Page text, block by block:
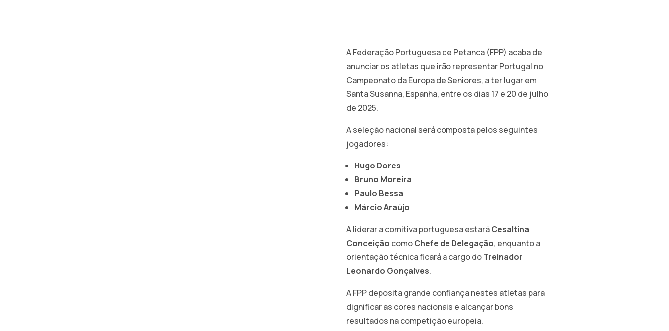
A Federação Portuguesa de Petanca (FPP) acaba de
anunciar os atletas que irão representar Portugal no
Campeonato da Europa de Seniores, a ter lugar em
Santa Susanna, Espanha, entre os dias 17 e 20 de julho
de 2025.
A seleção nacional será composta pelos seguintes
jogadores:
Hugo Dores
Bruno Moreira
Paulo Bessa
Márcio Araújo
A liderar a comitiva portuguesa estaráCesaltina
Conceição comoChefe de Delegação, enquanto a
orientação técnica ficará a cargo doTreinador
Leonardo Gonçalves.
A FPP deposita grande confiança nestes atletas para
dignificar as cores nacionais e alcançar bons
resultados na competição europeia.